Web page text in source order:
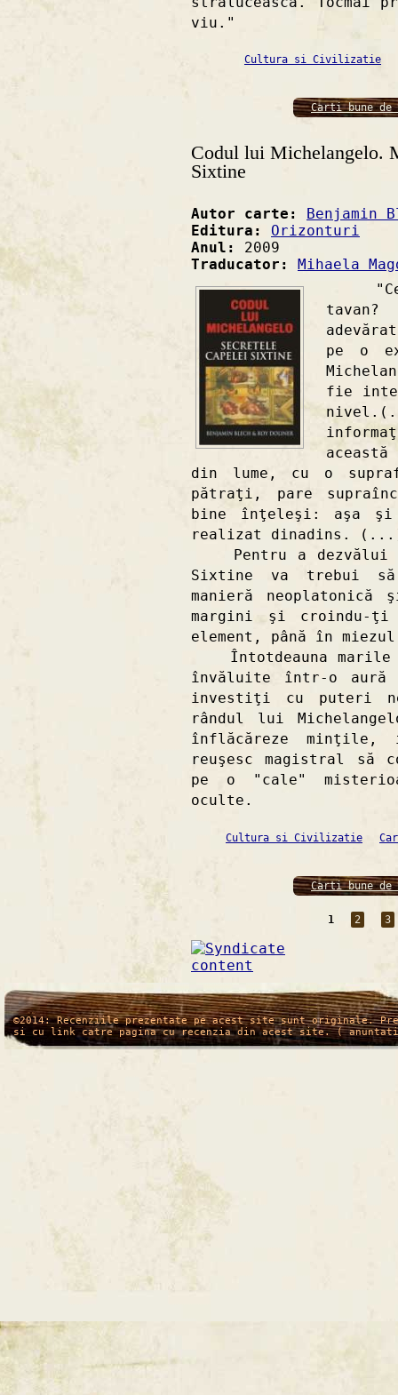
viu."
Cultura si Civilizatie
Carti bune
Codul lui Michelangelo.
Sixtine
Autor carte:
Benjamin
Editura: Orizonturi
Anul: 2009
Traducator:
Mihaela
"Ce
pe o
fie
din lume, cu o
pătraţi, pare
bine înţeleşi: aşa
realizat dinadins.
Pentru a dezvălui
Sixtine va trebui
manieră
margini şi croindu-ţi
element, până în
Întotdeauna
învăluite într-o aură
investiţi cu puteri
rândul lui
înflăcăreze
reuşesc magistral să
pe o "cale"
oculte.
Cultura si Civilizatie
Carti bune
1 2 3
/* */
©2014: Recenziile prezentate pe acest site sunt originale.
si cu link catre pagina cu recenzia din acest site. (